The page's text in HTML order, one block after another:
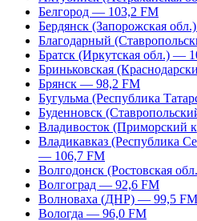
Белгород — 103,2 FM
Бердянск (Запорожская
Благодарный
Братск (Иркутская обл.) —
Бриньковская
Брянск — 98,2 FM
Бугульма (Республика
Буденновск
Владивосток (Приморский
Владикавказ (Республика
— 106,7 FM
Волгодонск (Ростовская
Волгоград — 92,6 FM
Волноваха (ДНР) — 99,5 FM
Вологда — 96,0 FM